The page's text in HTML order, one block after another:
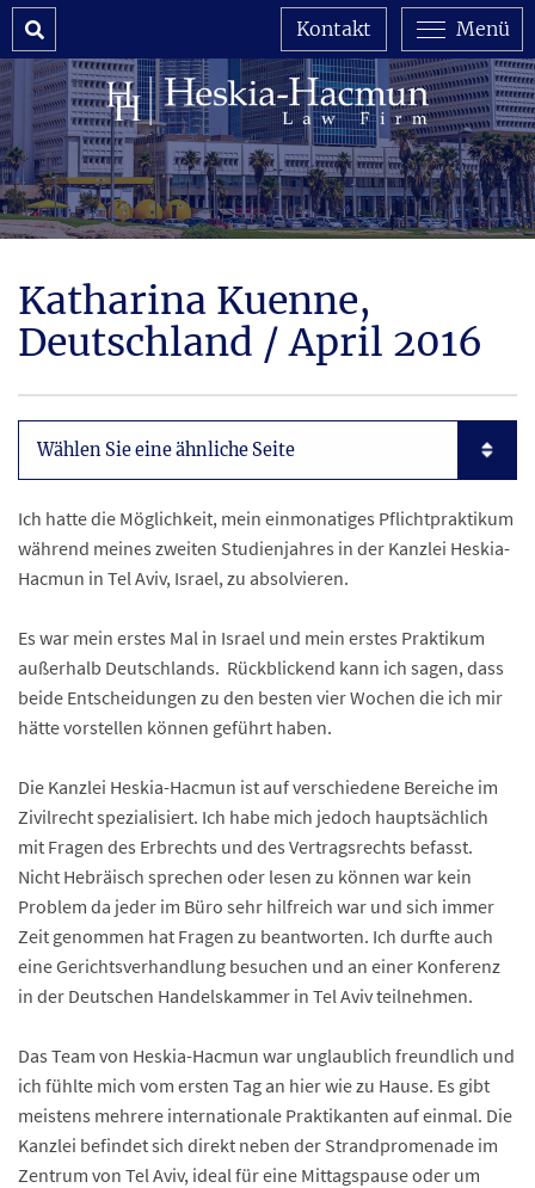
Search Menü
Kontakt
Katharina Kuenne,
Deutschland / April 2016
Ich hatte die Möglichkeit, mein einmonatiges Pflichtpraktikum
während meines zweiten Studienjahres in der Kanzlei Heskia-
Hacmun in Tel Aviv, Israel, zu absolvieren.
Es war mein erstes Mal in Israel und mein erstes Praktikum
außerhalb Deutschlands. Rückblickend kann ich sagen, dass
beide Entscheidungen zu den besten vier Wochen die ich mir
hätte vorstellen können geführt haben.
Die Kanzlei Heskia-Hacmun ist auf verschiedene Bereiche im
Zivilrecht spezialisiert. Ich habe mich jedoch hauptsächlich
mit Fragen des Erbrechts und des Vertragsrechts befasst.
Nicht Hebräisch sprechen oder lesen zu können war kein
Problem da jeder im Büro sehr hilfreich war und sich immer
Zeit genommen hat Fragen zu beantworten. Ich durfte auch
eine Gerichtsverhandlung besuchen und an einer Konferenz
in der Deutschen Handelskammer in Tel Aviv teilnehmen.
Das Team von Heskia-Hacmun war unglaublich freundlich und
ich fühlte mich vom ersten Tag an hier wie zu Hause. Es gibt
meistens mehrere internationale Praktikanten auf einmal. Die
Kanzlei befindet sich direkt neben der Strandpromenade im
Zentrum von Tel Aviv, ideal für eine Mittagspause oder um